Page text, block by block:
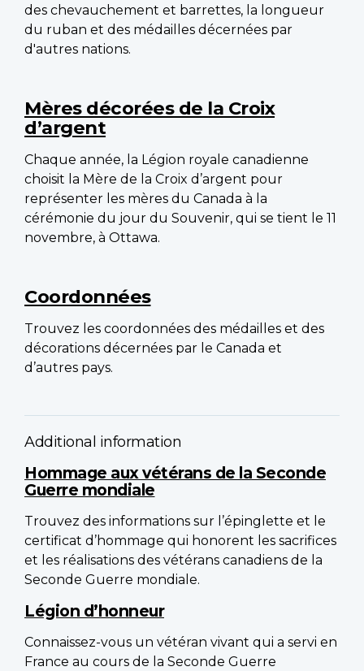
des chevauchement et barrettes, la longueur
du ruban et des médailles décernées par
d'autres nations.
Mères décorées de la Croix
d’argent
Chaque année, la Légion royale canadienne
choisit la Mère de la Croix d’argent pour
représenter les mères du Canada à la
cérémonie du jour du Souvenir, qui se tient le 11
novembre, à Ottawa.
Coordonnées
Trouvez les coordonnées des médailles et des
décorations décernées par le Canada et
d’autres pays.
Additional information
Hommage aux vétérans de la Seconde
Guerre mondiale
Trouvez des informations sur l’épinglette et le
certificat d’hommage qui honorent les sacrifices
et les réalisations des vétérans canadiens de la
Seconde Guerre mondiale.
Légion d’honneur
Connaissez-vous un vétéran vivant qui a servi en
France au cours de la Seconde Guerre